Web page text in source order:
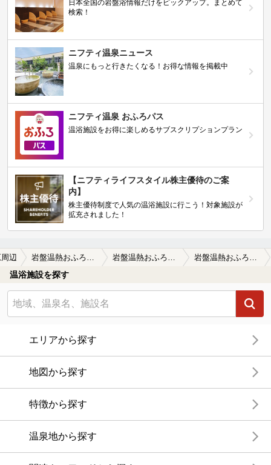
日本全国の岩盤浴情報だけをピックアップ。まとめて
検索！
ニフティ温泉ニュース
温泉にもっと行きたくなる！お得な情報を掲載中
ニフティ温泉 おふろパス
温浴施設をお得に楽しめるサブスクリプションプラン
【ニフティライフスタイル株主優待のご案
内】
株主優待制度で人気の温浴施設に行こう！対象施設が
拡充されました！
辺 岩盤温熱おふろの王様 高座渋谷駅前店 岩盤温熱おふろの王様 高座渋谷駅前店の口コミ一覧 岩盤温熱おふろの王様 高座渋谷駅前店の口コミ 岩盤浴を気に入り定期的行っています。…
温浴施設を探す
エリアから探す
地図から探す
特徴から探す
温泉地から探す